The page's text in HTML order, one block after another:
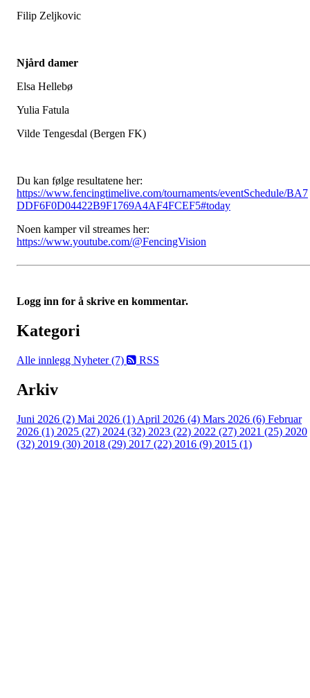
Filip Zeljkovic
Njård damer
Elsa Hellebø
Yulia Fatula
Vilde Tengesdal (Bergen FK)
Du kan følge resultatene her:
https://www.fencingtimelive.com/tournaments/eventSchedule/BA7
DDF6F0D04422B9F1769A4AF4FCEF5#today
Noen kamper vil streames her:
https://www.youtube.com/@FencingVision
Logg inn for å skrive en kommentar.
Kategori
Alle innlegg Nyheter (7) RSS
Arkiv
Juni 2026 (2) Mai 2026 (1) April 2026 (4) Mars 2026 (6) Februar
2026 (1) 2025 (27) 2024 (32) 2023 (22) 2022 (27) 2021 (25) 2020
(32) 2019 (30) 2018 (29) 2017 (22) 2016 (9) 2015 (1)